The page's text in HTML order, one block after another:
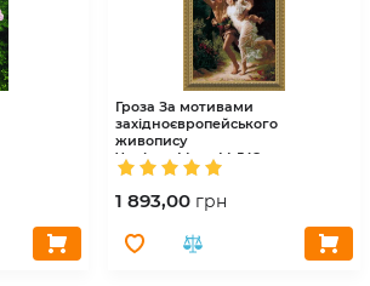
Гроза За мотивами
західноєвропейського
живопису
Чарівна Мить М-548
1 893,00 грн